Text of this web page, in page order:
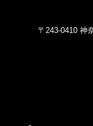
〒243-0410 神